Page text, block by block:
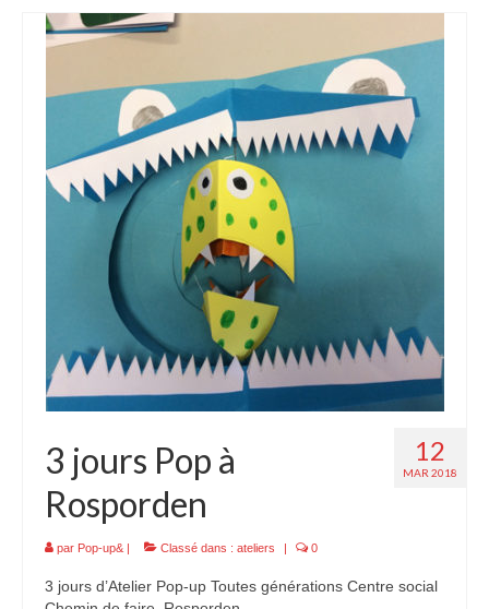
12
MAR 2018
3 jours Pop à
Rosporden
par Pop-up& | Classé dans : ateliers | 0
3 jours d’Atelier Pop-up Toutes générations Centre social